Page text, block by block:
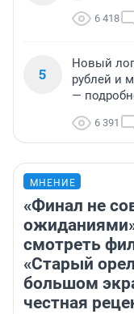
6 418
5
Новый
рублей и
—
6 391
МНЕНИЕ
«Финал не
смотреть
«Старый
большом
честная